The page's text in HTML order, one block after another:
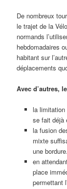
De nombreux
le trajet de la
normands
hebdomadaires
habitant sur
déplacements
Avec d’autres,
la
se fait déjà
la fusion
mixte
une bordure.
en
place
permettant